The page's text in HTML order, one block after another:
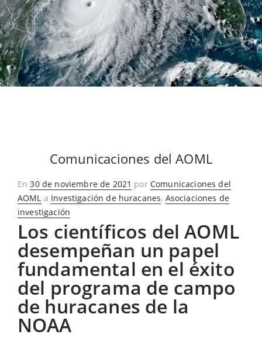
Comunicaciones del AOML
EnPublicado
en
30 de noviembre de 2021 por Comunicaciones del
AOML a Investigación de huracanes, Asociaciones de
investigación
Los científicos del AOML
desempeñan un papel
fundamental en el éxito
del programa de campo
de huracanes de la
NOAA